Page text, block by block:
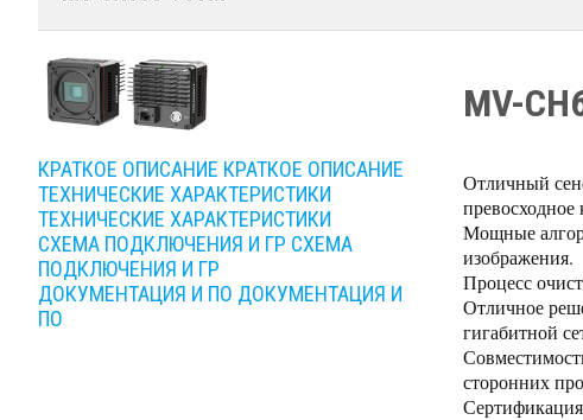
КРАТКОЕ ОПИСАНИЕ КРАТКОЕ ОПИСАНИЕ
ТЕХНИЧЕСКИЕ ХАРАКТЕРИСТИКИ
ТЕХНИЧЕСКИЕ ХАРАКТЕРИСТИКИ
СХЕМА ПОДКЛЮЧЕНИЯ И ГР СХЕМА
ПОДКЛЮЧЕНИЯ И ГР
ДОКУМЕНТАЦИЯ И ПО ДОКУМЕНТАЦИЯ И
ПО
MV-
Отличный
превосходное
Мощные
изображения.
Процесс
Отличное
гигабитной
сторонних